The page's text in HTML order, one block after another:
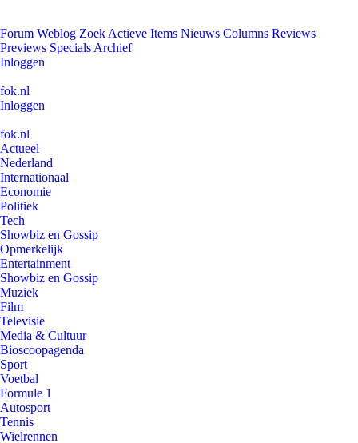
Forum Weblog Zoek Actieve Items Nieuws Columns Reviews
Previews Specials Archief
Inloggen
fok.nl
Inloggen
fok.nl
Actueel
Nederland
Internationaal
Economie
Politiek
Tech
Showbiz en Gossip
Opmerkelijk
Entertainment
Showbiz en Gossip
Muziek
Film
Televisie
Media & Cultuur
Bioscoopagenda
Sport
Voetbal
Formule 1
Autosport
Tennis
Wielrennen